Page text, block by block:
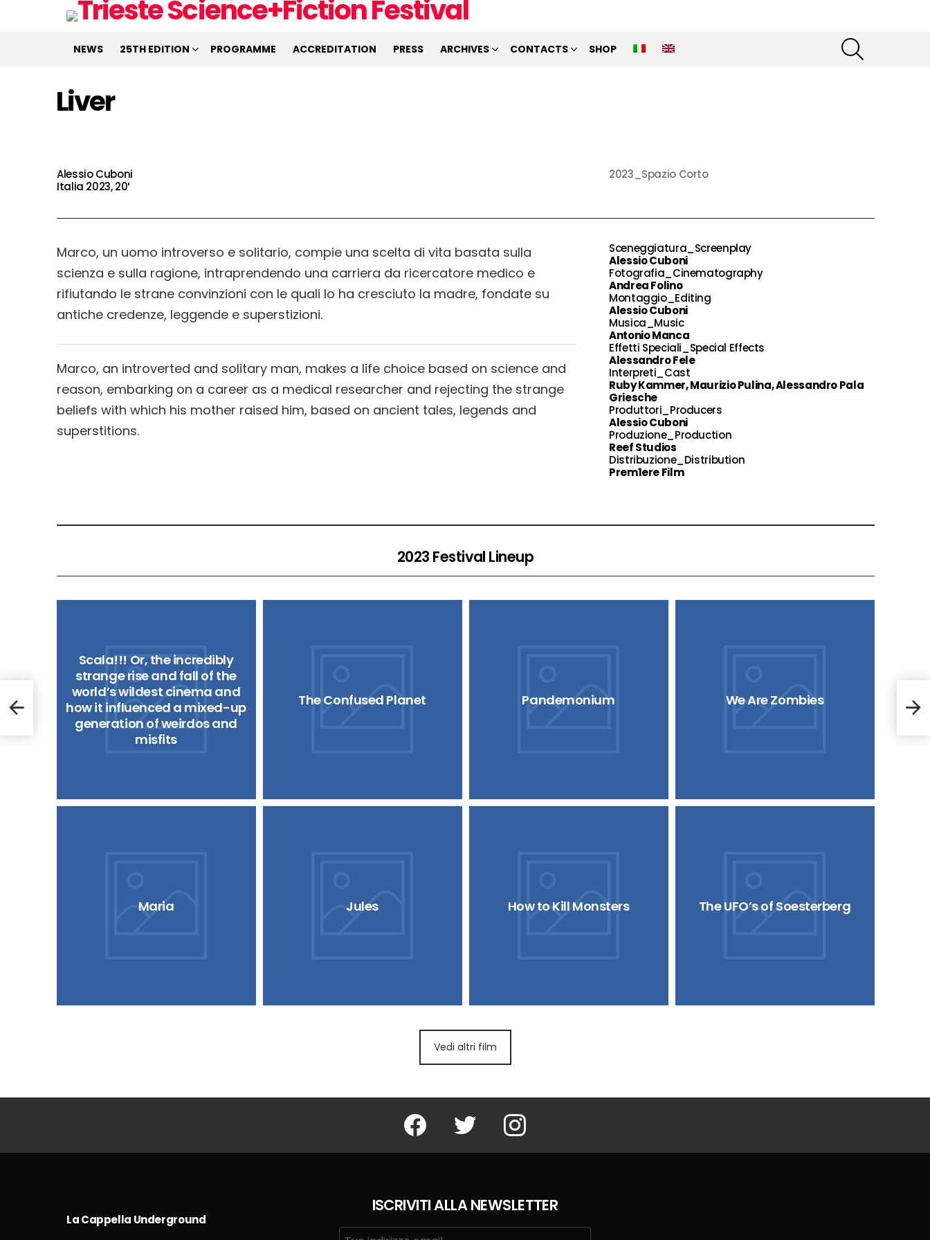
NEWS 25TH EDITION PROGRAMME ACCREDITATION PRESS ARCHIVES CONTACTS SHOP
Liver
Alessio Cuboni
Italia 2023, 20′
2023_Spazio Corto
Marco, un uomo introverso e solitario, compie una scelta di vita basata sulla
scienza e sulla ragione, intraprendendo una carriera da ricercatore medico e
rifiutando le strane convinzioni con le quali lo ha cresciuto la madre, fondate su
antiche credenze, leggende e superstizioni.
Marco, an introverted and solitary man, makes a life choice based on science and
reason, embarking on a career as a medical researcher and rejecting the strange
beliefs with which his mother raised him, based on ancient tales, legends and
superstitions.
Sceneggiatura_Screenplay
Alessio Cuboni
Fotografia_Cinematography
Andrea Folino
Montaggio_Editing
Alessio Cuboni
Musica_Music
Antonio Manca
Effetti Speciali_Special Effects
Alessandro Fele
Interpreti_Cast
Ruby Kammer, Maurizio Pulina, Alessandro Pala
Griesche
Produttori_Producers
Alessio Cuboni
Produzione_Production
Reef Studios
Distribuzione_Distribution
Prem1ere Film
2023 Festival Lineup
Scala!!! Or, the incredibly
strange rise and fall of the
world’s wildest cinema and
how it influenced a mixed-up
generation of weirdos and
misfits
The Confused Planet Pandemonium We Are Zombies
Maria Jules How to Kill Monsters The UFO’s of Soesterberg
Vedi altri film
Facebook Twitter Instagram
La Cappella Underground
ISCRIVITI ALLA NEWSLETTER